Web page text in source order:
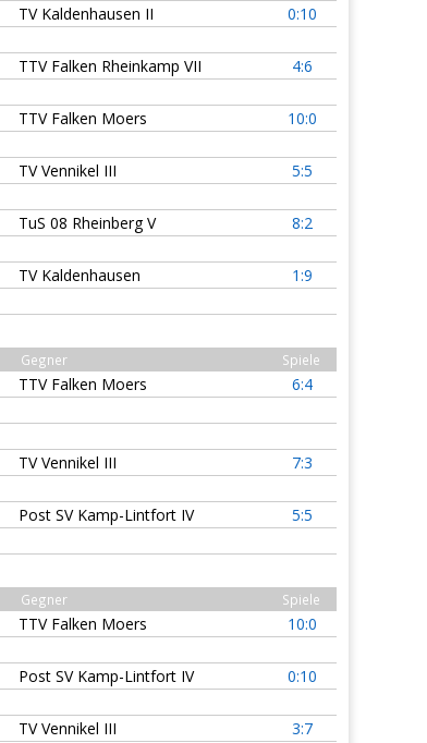
TV Kaldenhausen II
0:10
TTV Falken Rheinkamp VII
4:6
TTV Falken Moers
10:0
TV Vennikel III
5:5
TuS 08 Rheinberg V
8:2
TV Kaldenhausen
1:9
Gegner Spiele
TTV Falken Moers
6:4
TV Vennikel III
7:3
Post SV Kamp-Lintfort IV
5:5
Gegner Spiele
TTV Falken Moers
10:0
Post SV Kamp-Lintfort IV
0:10
TV Vennikel III
3:7